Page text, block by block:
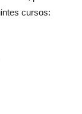
cursos: